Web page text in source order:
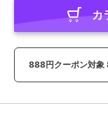
カ
888円クーポン対象